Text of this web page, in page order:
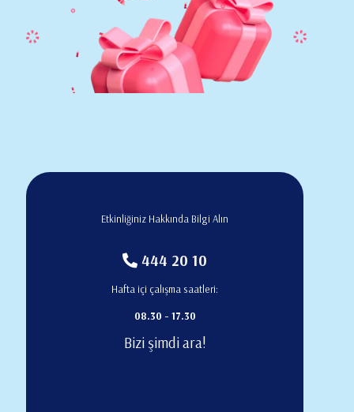
Etkinliğiniz Hakkında Bilgi Alın
444 20 10
Hafta içi çalışma saatleri:
08.30 - 17.30
Bizi şimdi ara!